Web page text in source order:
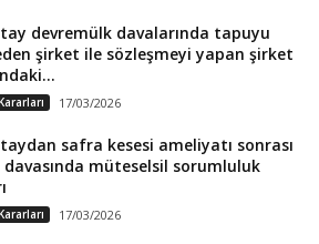
devremülk davalarında tapuyu
şirket ile sözleşmeyi yapan şirket
17/03/2026
safra kesesi ameliyatı sonrası
müteselsil sorumluluk
17/03/2026